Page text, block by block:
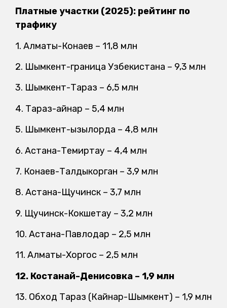
Платные участки (2025): рейтинг по
трафику
1. Алматы-Конаев – 11,8 млн
2. Шымкент-граница Узбекистана – 9,3 млн
3. Шымкент-Тараз – 6,5 млн
4. Тараз-Қайнар – 5,4 млн
5. Шымкент-Қызылорда – 4,8 млн
6. Астана-Темиртау – 4,4 млн
7. Конаев-Талдыкорган – 3,9 млн
8. Астана-Щучинск – 3,7 млн
9. Щучинск-Кокшетау – 3,2 млн
10. Астана-Павлодар – 2,5 млн
11. Алматы-Хоргос – 2,5 млн
12. Костанай-Денисовка – 1,9 млн
13. Обход Тараз (Кайнар-Шымкент) – 1,9 млн